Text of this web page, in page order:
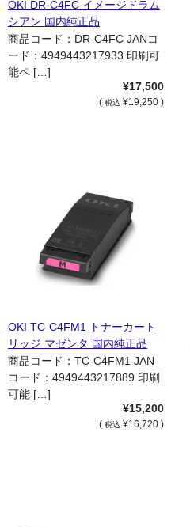
OKI DR-C4FC イメージドラム
シアン 国内純正品
商品コード：DR-C4FC JANコ
ード：4949443217933 印刷可
能ペ […]
¥17,500
( 税込 ¥19,250 )
OKI TC-C4FM1 トナーカート
リッジ マゼンタ 国内純正品
商品コード：TC-C4FM1 JAN
コード：4949443217889 印刷
可能 […]
¥15,200
( 税込 ¥16,720 )